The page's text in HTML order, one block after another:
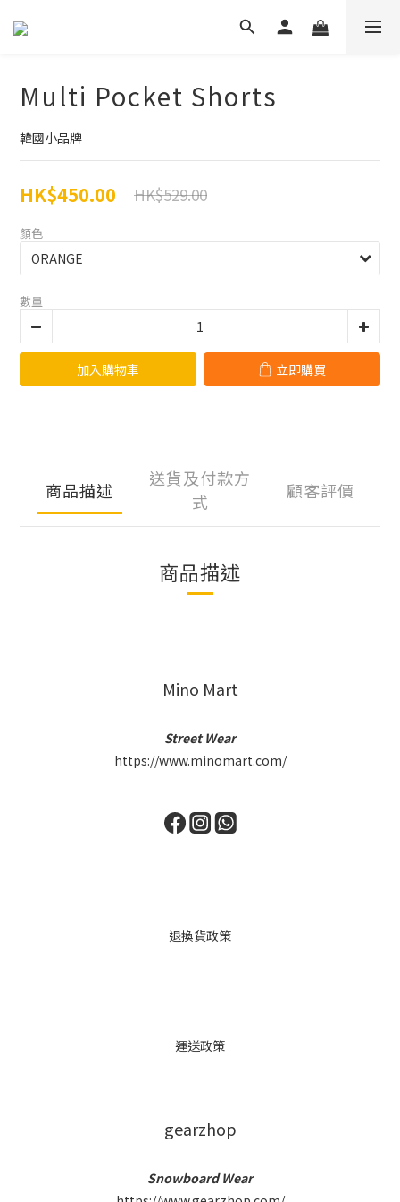
Multi Pocket Shorts
韓國小品牌
HK$450.00 HK$529.00
顏色
數量
加入購物車 立即購買
商品描述
送貨及付款方
式
顧客評價
商品描述
Mino Mart
Street Wear
https://www.minomart.com/
退換貨政策
運送政策
gearzhop
Snowboard Wear